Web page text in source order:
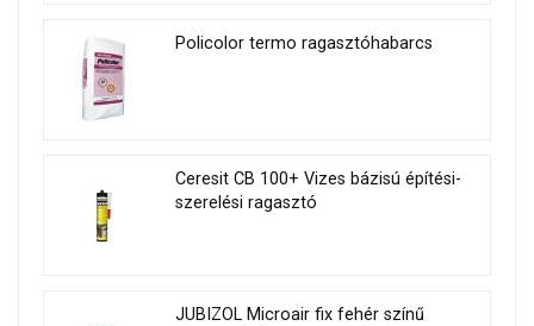
Policolor termo ragasztóhabarcs
Ceresit CB 100+ Vizes bázisú építési-
szerelési ragasztó
JUBIZOL Microair fix fehér színű